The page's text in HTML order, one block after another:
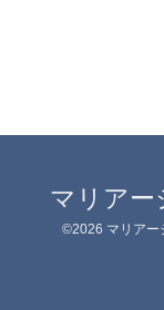
マリアー
©2026 マリアー